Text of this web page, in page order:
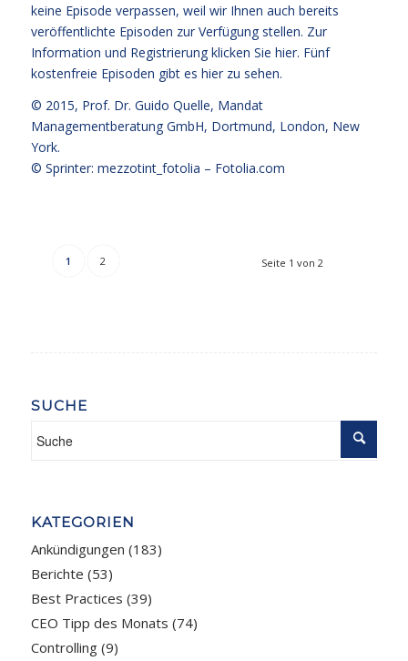
keine Episode verpassen, weil wir Ihnen auch bereits
veröffentlichte Episoden zur Verfügung stellen. Zur
Information und Registrierung klicken Sie hier. Fünf
kostenfreie Episoden gibt es hier zu sehen.
© 2015, Prof. Dr. Guido Quelle, Mandat
Managementberatung GmbH, Dortmund, London, New
York.
© Sprinter: mezzotint_fotolia – Fotolia.com
Seite 1 von 2
1 2
SUCHE
KATEGORIEN
Ankündigungen (183)
Berichte (53)
Best Practices (39)
CEO Tipp des Monats (74)
Controlling(9)